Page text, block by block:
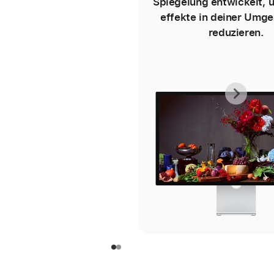
effekte in deiner
reduzieren.
-
Glas
-
Glas